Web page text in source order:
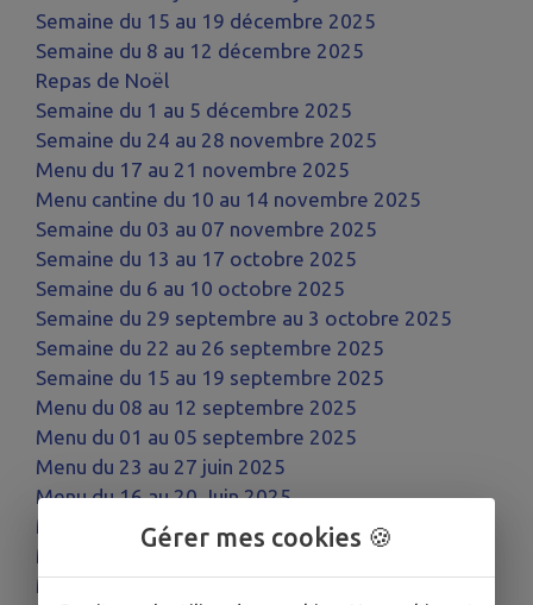
Semaine du 15 au 19 décembre 2025
Semaine du 8 au 12 décembre 2025
Repas de Noël
Semaine du 1 au 5 décembre 2025
Semaine du 24 au 28 novembre 2025
Menu du 17 au 21 novembre 2025
Menu cantine du 10 au 14 novembre 2025
Semaine du 03 au 07 novembre 2025
Semaine du 13 au 17 octobre 2025
Semaine du 6 au 10 octobre 2025
Semaine du 29 septembre au 3 octobre 2025
Semaine du 22 au 26 septembre 2025
Semaine du 15 au 19 septembre 2025
Menu du 08 au 12 septembre 2025
Menu du 01 au 05 septembre 2025
Menu du 23 au 27 juin 2025
Menu du 16 au 20 Juin 2025
Menu du 02 au 06 Juin 2025
Menu du 26 au 30 Mai
Menu du 19 au 23 Mai 2025
Gérer mes cookies 🍪